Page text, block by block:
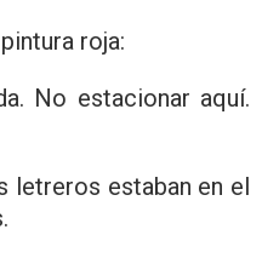
roja:
No estacionar aquí.
letreros estaban en el